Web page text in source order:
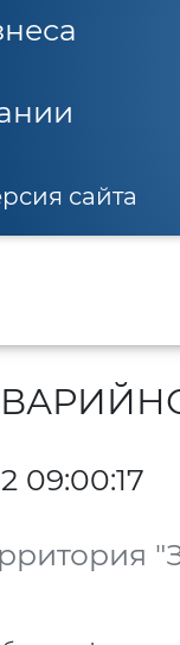
сайта
09:00:17